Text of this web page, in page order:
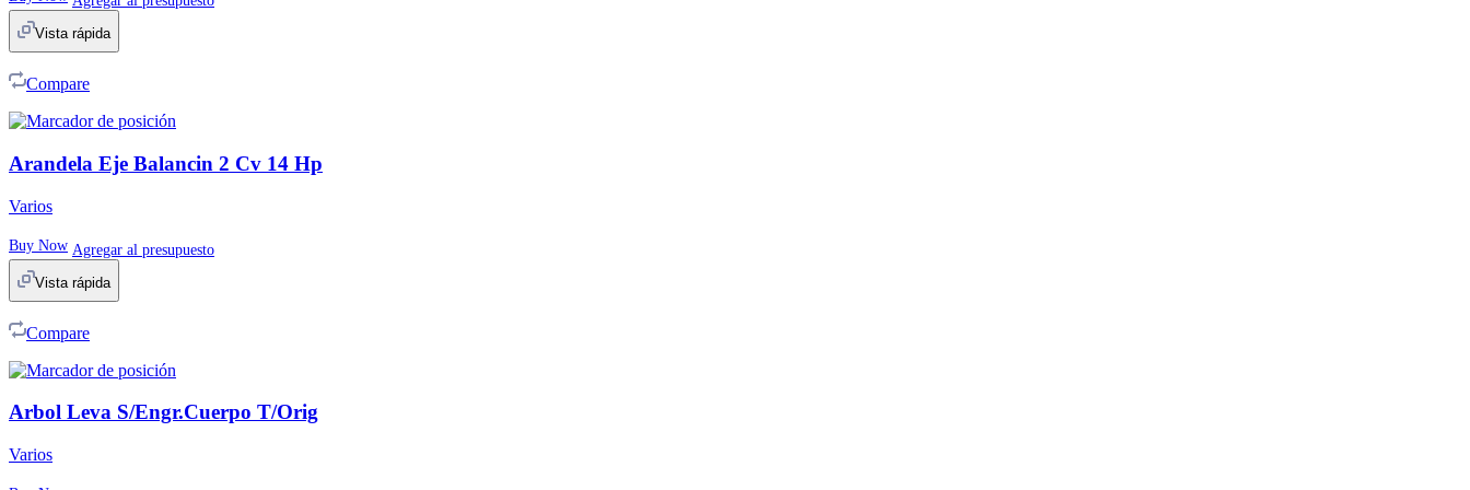
Vista rápida
Compare
Arandela Eje Balancin 2 Cv 14 Hp
Varios
Buy Now Agregar al presupuesto
Vista rápida
Compare
Arbol Leva S/Engr.Cuerpo T/Orig
Varios